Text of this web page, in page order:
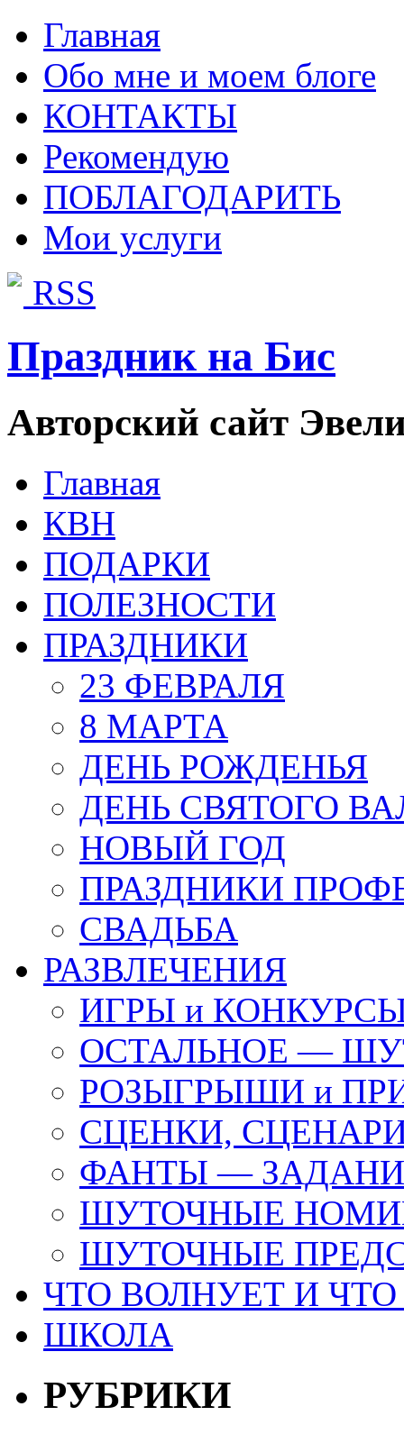
Главная
Обо мне и моем блоге
КОНТАКТЫ
Рекомендую
ПОБЛАГОДАРИТЬ
Мои услуги
RSS
Праздник на Бис
Авторский сайт
Главная
КВН
ПОДАРКИ
ПОЛЕЗНОСТИ
ПРАЗДНИКИ
23 ФЕВРАЛЯ
8 МАРТА
ДЕНЬ РОЖДЕНЬЯ
ДЕНЬ СВЯТОГО
НОВЫЙ ГОД
ПРАЗДНИКИ
СВАДЬБА
РАЗВЛЕЧЕНИЯ
ИГРЫ и
ОСТАЛЬНОЕ —
РОЗЫГРЫШИ и
СЦЕНКИ,
ФАНТЫ —
ШУТОЧНЫЕ
ШУТОЧНЫЕ
ЧТО ВОЛНУЕТ И ЧТО
ШКОЛА
РУБРИКИ